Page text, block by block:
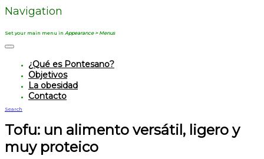
Navigation
Set your main menu in Appearance > Menus
¿Qué es Pontesano?
Objetivos
La obesidad
Contacto
Search
Tofu: un alimento versátil, ligero y
muy proteico